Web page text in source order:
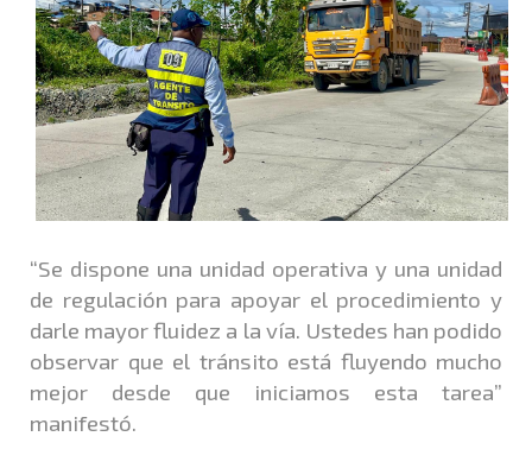
“Se dispone una unidad operativa y una unidad
de regulación para apoyar el procedimiento y
darle mayor fluidez a la vía. Ustedes han podido
observar que el tránsito está fluyendo mucho
mejor desde que iniciamos esta tarea”
manifestó.